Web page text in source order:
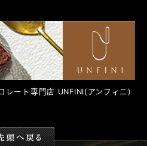
レート専門店 UNFINI(アンフィニ)